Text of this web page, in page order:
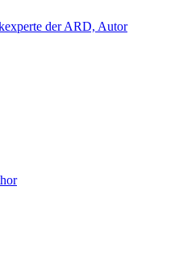
der ARD, Autor